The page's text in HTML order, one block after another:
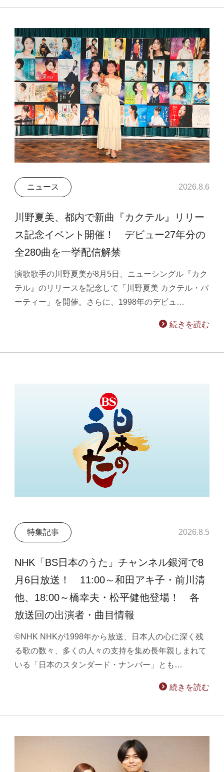
ニュース 2026.8.6
川野夏美、都内で新曲『カクテル』リリー
ス記念イベント開催！ デビュー27年分の
全280曲を一挙配信解禁
演歌歌手の川野夏美が8月5日、ニューシングル『カク
テル』のリリースを記念して「川野夏美 カクテル・パ
ーティー」を開催。さらに、1998年のデビュ…
続きを読む
特集記事 2026.8.5
NHK「BS日本のうた」チャンネル銀河で8
月6日放送！ 11:00～和田アキ子・前川清
他、18:00～橋幸夫・松平健他登場！ 各
放送回の出演者・曲目情報
©NHK NHKが1998年から放送、日本人の心に深く残
る歌の数々、多くの人々の支持を集め長年親しまれて
いる「日本のスタンダード・ナンバー」とも…
続きを読む